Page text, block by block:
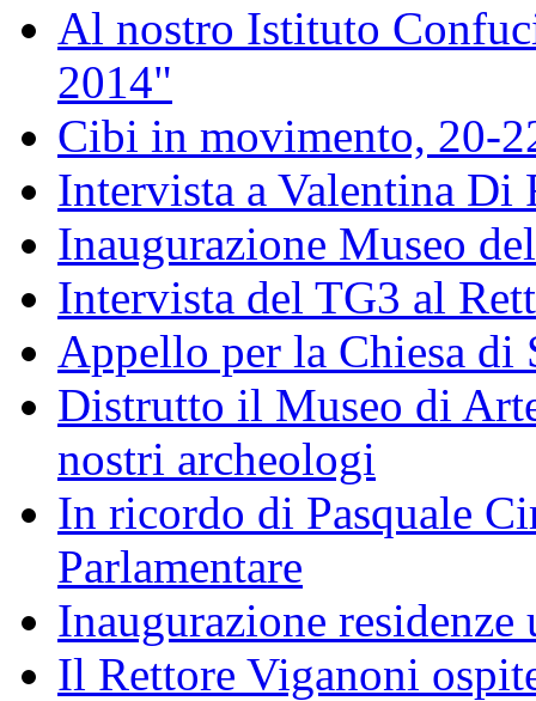
Al nostro Istituto
2014"
Cibi in movimento, 20-
Intervista a Valentina Di
Inaugurazione Museo
Intervista del TG3 al
Appello per la Chiesa di
Distrutto il Museo di
nostri archeologi
In ricordo di Pasquale
Parlamentare
Inaugurazione
Il Rettore Viganoni